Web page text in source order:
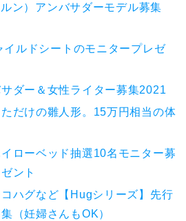
ン）アンバサダーモデル募集
イルドシートのモニタープレゼ
ダー＆女性ライター募集2021
だけの雛人形。15万円相当の体
ローベッド抽選10名モニター募
ント
ハグなど【Hugシリーズ】先行
（妊婦さんもOK）